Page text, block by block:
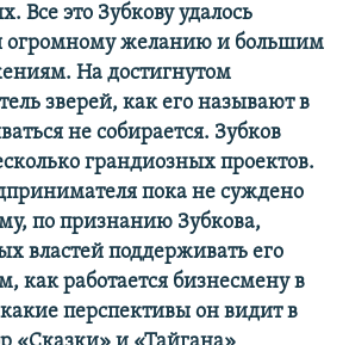
Все это Зубкову удалось
огромному желанию и большим
На достигнутом
зверей, как его называют в
не собирается. Зубков
грандиозных проектов.
пока не суждено
по признанию Зубкова,
властей поддерживать его
как работается бизнесмену в
перспективы он видит в